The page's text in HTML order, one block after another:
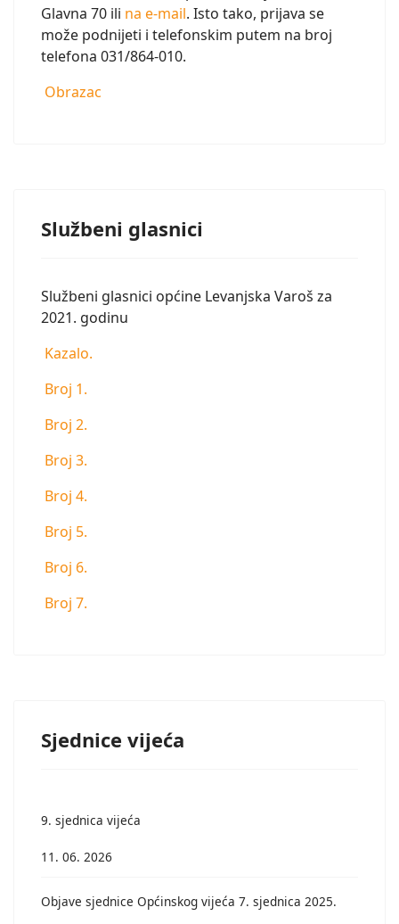
Glavna 70 ili na e-mail. Isto tako, prijava se
može podnijeti i telefonskim putem na broj
telefona 031/864-010.
Obrazac
Službeni glasnici
Službeni glasnici općine Levanjska Varoš za
2021. godinu
Kazalo.
Broj 1.
Broj 2.
Broj 3.
Broj 4.
Broj 5.
Broj 6.
Broj 7.
Sjednice vijeća
9. sjednica vijeća
11. 06. 2026
Objave sjednice Općinskog vijeća 7. sjednica 2025.